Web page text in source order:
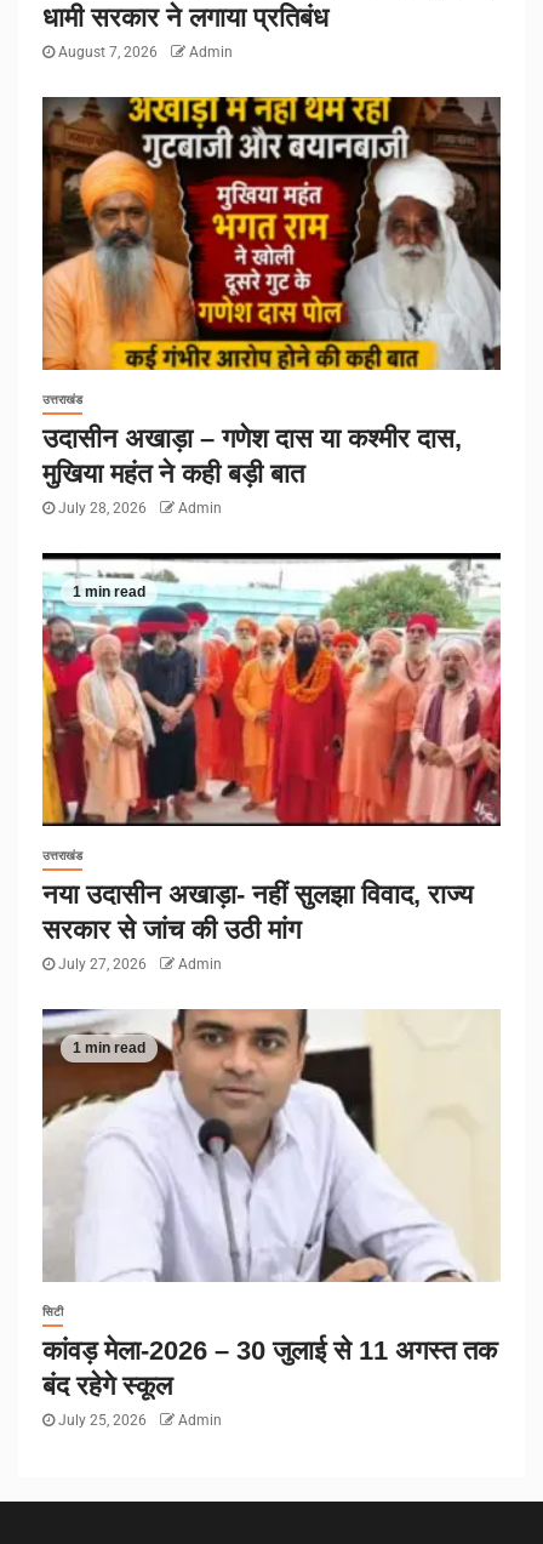
धामी सरकार ने लगाया प्रतिबंध
August 7, 2026 Admin
उत्तराखंड
उदासीन अखाड़ा – गणेश दास या कश्मीर दास,
मुखिया महंत ने कही बड़ी बात
July 28, 2026 Admin
1 min read
उत्तराखंड
नया उदासीन अखाड़ा- नहीं सुलझा विवाद, राज्य
सरकार से जांच की उठी मांग
July 27, 2026 Admin
1 min read
सिटी
कांवड़ मेला-2026 – 30 जुलाई से 11 अगस्त तक
बंद रहेगे स्कूल
July 25, 2026 Admin